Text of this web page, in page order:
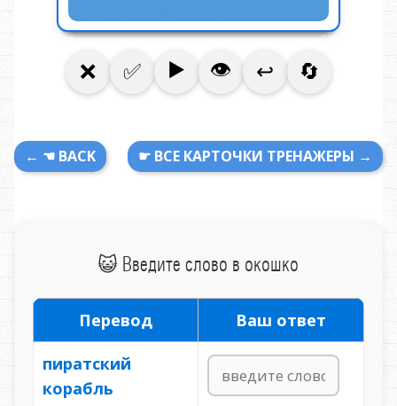
← ☚ BACK ☛ ВСЕ КАРТОЧКИ ТРЕНАЖЕРЫ →
😺 Введите слово в окошко
Перевод Ваш ответ
пиратский
корабль